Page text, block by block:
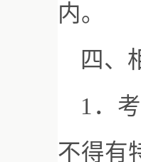
内。
四、
1．
不得有